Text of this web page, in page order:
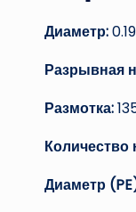
Диаметр:
Разрывная
Размотка:
Количество
Диаметр